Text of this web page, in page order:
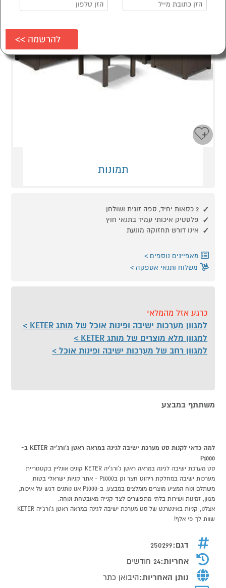
תמונות
2 כסאות יחיד, ספה זוגית ושולחן
פלסטיק איכותי עמיד בתנאי חוץ
אינו דורש תחזוקה מונעת
מאפיינים נוספים
משלוח ותנאי אספקה
כרגע אזל מהמלאי
למגוון מערכות ישיבה ופינות אוכל של מותג KETER
למגוון מלא מוצרים של מותג KETER
למגוון רחב של מערכות ישיבה ופינות אוכל
משתתף במבצע
למה כדאי לקנות סט מערכת ישיבה לגינה במראה ראטן ג'ורג'יה KETER ב-
P1000
סט מערכת ישיבה לגינה במראה ראטן ג'ורג'יה KETER קונים אונליין בקטגוריית
מערכות ישיבה במחלקת ריהוט חצר וגן בP1000 - אתר קניות ישראלי בטוח,
משתלם ונוח המציע מוצרים מומלצים במבצע. ב-P1000 אנו נותנים דגש על איכות,
מגוון, זמינות ושירות בלתי מתפשרים לצד קנייה מאובטחת ונוחה.
אצלנו, קניות באינטרנט של סט מערכת ישיבה לגינה במראה ראטן ג'ורג'יה KETER
שוות לך פי אלף!
דגם:250299
אחריות:24 חודשים
נותן האחריות:היבואן כתר